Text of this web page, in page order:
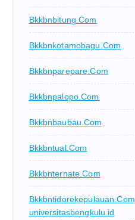
Bkkbnbitung.com
Bkkbnkotamobagu.com
Bkkbnparepare.com
Bkkbnpalopo.com
Bkkbnbaubau.com
Bkkbntual.com
Bkkbnternate.com
Bkkbntidorekepulauan.com
universitasbengkulu.id